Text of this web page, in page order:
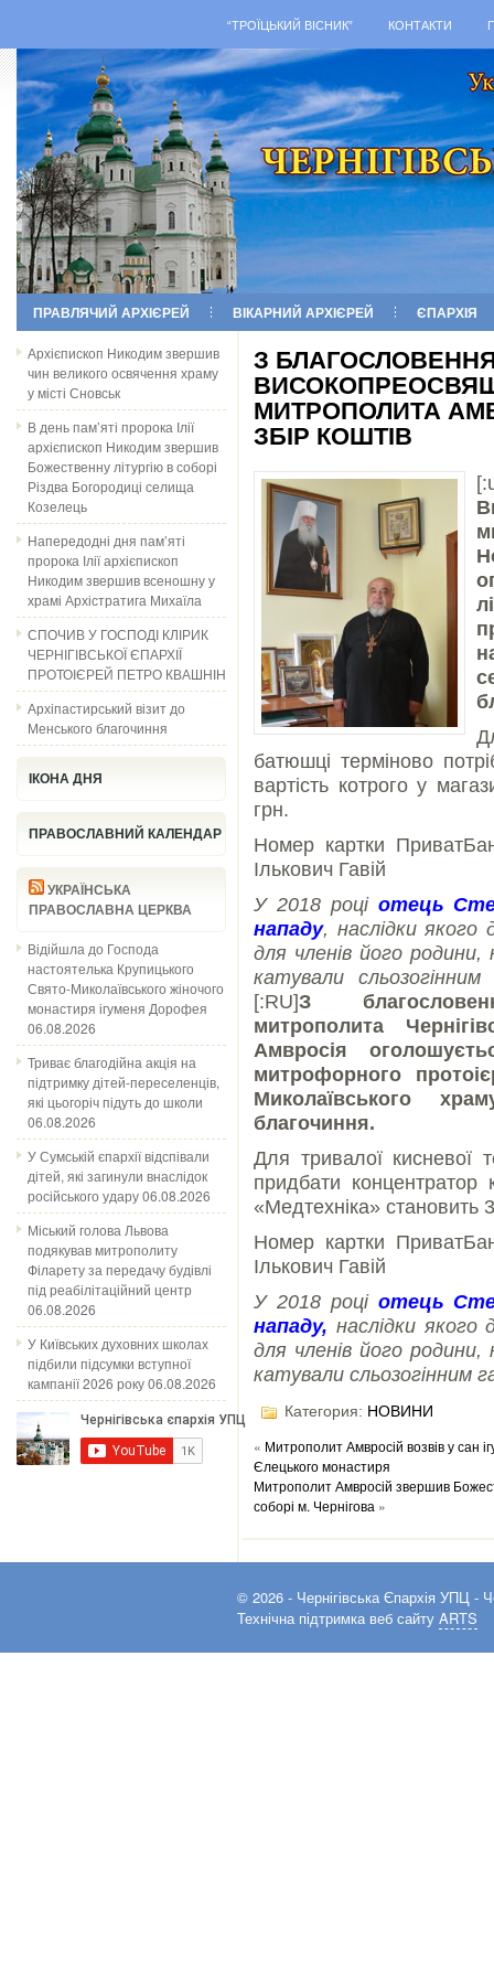
“ТРОЇЦЬКИЙ ВІСНИК” КОНТАКТИ
ПРАВЛЯЧИЙ АРХІЄРЕЙ ВІКАРНИЙ АРХІЄРЕЙ ЄПАРХІЯ
Архієпископ Никодим звершив
чин великого освячення храму
у місті Сновськ
В день пам’яті пророка Ілії
архієпископ Никодим звершив
Божественну літургію в соборі
Різдва Богородиці селища
Козелець
Напередодні дня пам’яті
пророка Ілії архієпископ
Никодим звершив всеношну у
храмі Архістратига Михаїла
СПОЧИВ У ГОСПОДІ КЛІРИК
ЧЕРНІГІВСЬКОЇ ЄПАРХІЇ
ПРОТОІЄРЕЙ ПЕТРО КВАШНІН
Архіпастирський візит до
Менського благочиння
ІКОНА ДНЯ
ПРАВОСЛАВНИЙ КАЛЕНДАР
УКРАЇНСЬКА
ПРАВОСЛАВНА ЦЕРКВА
Відійшла до Господа
настоятелька Крупицького
Свято-Миколаївського жіночого
монастиря ігуменя Дорофея
06.08.2026
Триває благодійна акція на
підтримку дітей-переселенців,
які цьогоріч підуть до школи
06.08.2026
У Сумській єпархії відспівали
дітей, які загинули внаслідок
російського удару06.08.2026
Міський голова Львова
подякував митрополиту
Філарету за передачу будівлі
під реабілітаційний центр
06.08.2026
У Київських духовних школах
підбили підсумки вступної
кампанії 2026 року06.08.2026
З
МИТРОПОЛИТА
ЗБІР КОШТІВ
батюшці терміново
вартість котрого у
грн.
Номер картки
Ількович Гавій
У 2018 році отець
нападу, наслідки якого
для членів його
катували
[:RU]З
митрополита
Амвросія
митрофорного
Миколаївського
благочиння.
Для тривалої кисневої
придбати концентратор
«Медтехніка» становить
Номер картки
Ількович Гавій
У 2018 роціотець
нападу, наслідки якого
для членів його
катували сльозогінним
Категория: НОВИНИ
« Митрополит Амвросій возвів у сан
Єлецького монастиря
Митрополит Амвросій звершив
соборі м. Чернігова »
© 2026 - Чернігівська Єпархія УПЦ -
Технічна підтримка веб сайту ARTS